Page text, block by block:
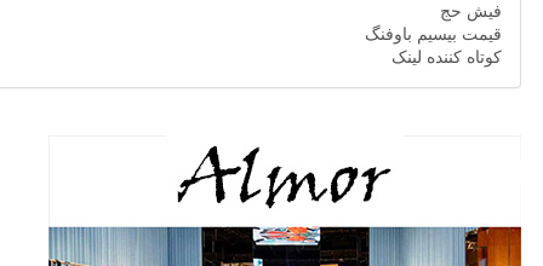
فیش حج
قیمت بیسیم باوفنگ
کوتاه کننده لینک